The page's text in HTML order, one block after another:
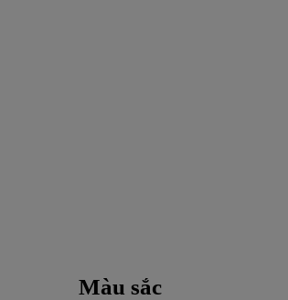
Màu sắc